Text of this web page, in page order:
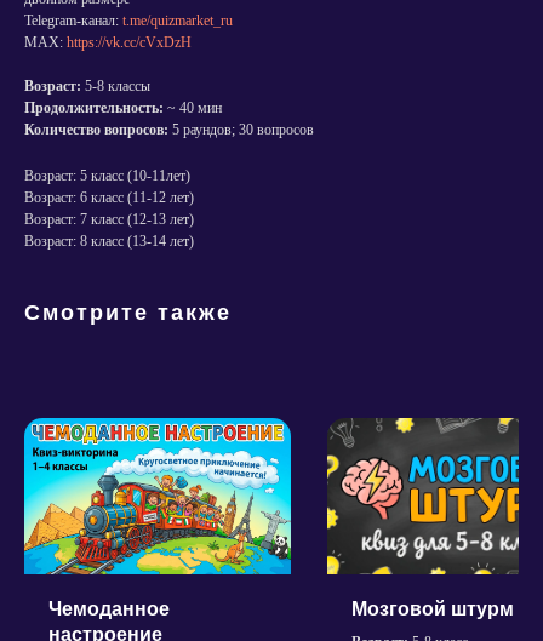
Telegram-канал: t.me/quizmarket_ru
MAX: https://vk.cc/cVxDzH
Возраст: 5-8 классы
Продолжительность: ~ 40 мин
Количество вопросов: 5 раундов; 30 вопросов
Возраст: 5 класс (10-11лет)
Возраст: 6 класс (11-12 лет)
Возраст: 7 класс (12-13 лет)
Возраст: 8 класс (13-14 лет)
Смотрите также
Чемоданное
настроение
Мозговой штурм
Политика конфиденциальности
Кодеки для видео
Пользовательское соглашение сервисов
Согласие на обработку персональных данных